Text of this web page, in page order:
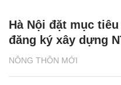
NÔNG THÔN MỚI
Hà Nội đặt mục
đăng ký xây dựng